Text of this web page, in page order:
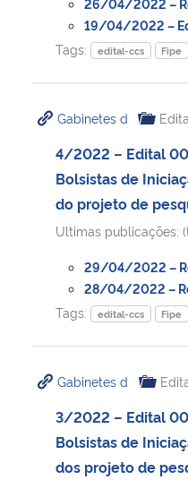
19/04/2022 –
Tags:
edital-ccs Fipe
Gabinetes d
4/2022 – Edital
Bolsistas de
do projeto de
Ultimas publicações:
29/04/2022 –
28/04/2022 –
Tags:
edital-ccs Fipe
Gabinetes d
3/2022 – Edital
Bolsistas de
dos projeto de